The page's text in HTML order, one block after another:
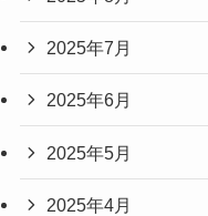
2025年7月
2025年6月
2025年5月
2025年4月